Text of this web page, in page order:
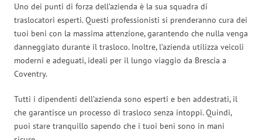
Uno dei punti di forza dell’azienda è la sua squadra di
traslocatori esperti. Questi professionisti si prenderanno cura dei
tuoi beni con la massima attenzione, garantendo che nulla venga
danneggiato durante il trasloco. Inoltre, l’azienda utilizza veicoli
moderni e adeguati, ideali per il lungo viaggio da Brescia a
Coventry.
Tutti i dipendenti dell’azienda sono esperti e ben addestrati, il
che garantisce un processo di trasloco senza intoppi. Quindi,
puoi stare tranquillo sapendo che i tuoi beni sono in mani